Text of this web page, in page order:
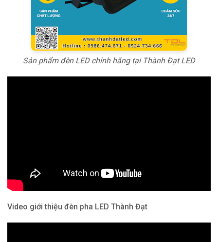
Sản phẩm đèn LED chính hãng tại Thành Đạt LED
Video giới thiệu đèn pha LED Thành Đạt